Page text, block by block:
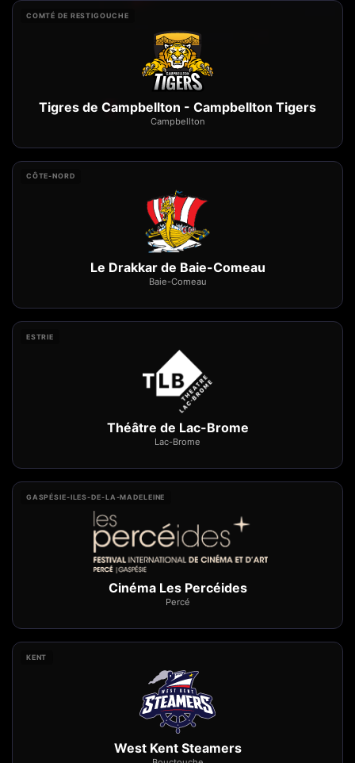
COMTÉ DE RESTIGOUCHE
Tigres de Campbellton - Campbellton Tigers
Campbellton
CÔTE-NORD
Le Drakkar de Baie-Comeau
Baie-Comeau
ESTRIE
Théâtre de Lac-Brome
Lac-Brome
GASPÉSIE-ILES-DE-LA-MADELEINE
Cinéma Les Percéides
Percé
KENT
West Kent Steamers